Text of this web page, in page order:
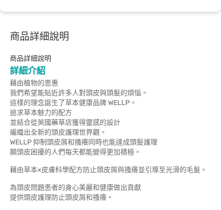
商品詳細說明
商品詳細說明
詳細介紹
藉由植物的恩惠
我們希望能貼近許多人對頭皮與頭髮的煩惱。
這樣的理念誕生了草本健康品牌 WELLP。
追求草本魅力的配方
並結合從英國藥草店獲得靈感的設計
編織出全新的頭皮護理世界觀。
WELLP 抑制頭皮屑和搔癢同時也能達成頭髮護理
願頭皮困擾的人們每天都能變得更加積極。
藉由草本×皮膚科學配方防止頭皮屑與搔癢並引導至光滑的毛髮。
為頭皮問題患者的身心美麗和健康做出貢獻
提供頭皮護理防止頭皮屑和搔癢。